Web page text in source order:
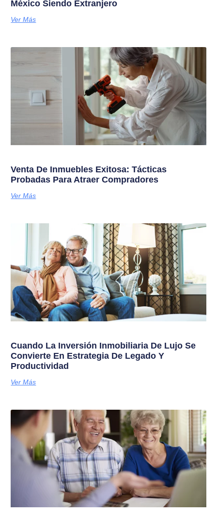
México Siendo Extranjero
Ver Más
Venta De Inmuebles Exitosa: Tácticas
Probadas Para Atraer Compradores
Ver Más
Cuando La Inversión Inmobiliaria De Lujo Se
Convierte En Estrategia De Legado Y
Productividad
Ver Más